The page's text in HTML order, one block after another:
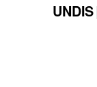
UNDIS